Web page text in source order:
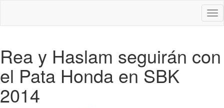
Rea y Haslam seguirán con
el Pata Honda en SBK
2014